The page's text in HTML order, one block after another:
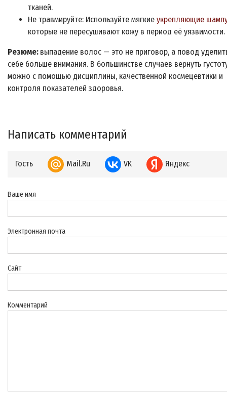
тканей.
Не травмируйте: Используйте мягкие укрепляющие
которые не пересушивают кожу в период её уязвимости.
Резюме: выпадение волос — это не приговор, а повод
себе больше внимания. В большинстве случаев вернуть
можно с помощью дисциплины, качественной космецевтики и
контроля показателей здоровья.
Написать комментарий
Гость Mail.Ru VK Яндекс
Ваше имя
Электронная почта
Сайт
Комментарий